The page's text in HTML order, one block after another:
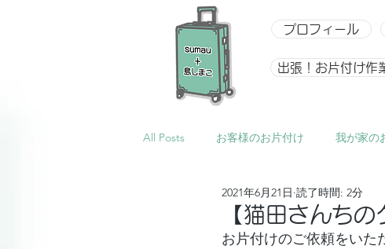
プロフィール
出張！お片付け作
All Posts お客様のお片付け 我が家の
整理収納アドバイザー向け講座 ひと
【猫田さんち
2021年6月21日 読了時間: 2分
お片付けのご依頼をいた